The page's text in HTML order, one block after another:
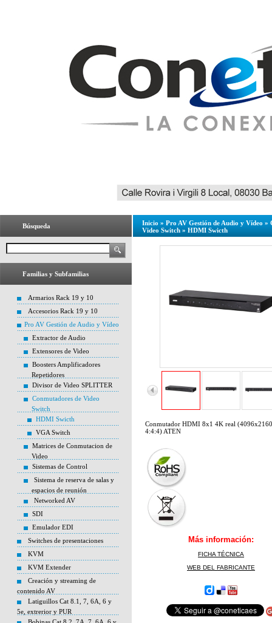
Búsqueda
Familias y Subfamilias
Armarios Rack 19 y 10
Accesorios Rack 19 y 10
Pro AV Gestión de Audio y Vídeo
Extractor de Audio
Extensores de Video
Boosters Amplificadores
Repetidores
Divisor de Video SPLITTER
Conmutadores de Video
Switch
HDMI Swicth
VGA Switch
Matrices de Conmutacion de
Video
Sistemas de Control
Sistema de reserva de salas y
espacios de reunión
Networked AV
SDI
Emulador EDI
Switches de presentaciones
KVM
KVM Extender
Creación y streaming de
contenido AV
Latiguillos Cat 8.1, 7, 6A, 6 y
5e, extrerior y PUR
Inicio » Pro AV Gestión de Audio y Vídeo »
Video Switch » HDMI Swicth
Conmutador HDMI 8x1 4K real
4:4:4) ATEN
Más información:
FICHA TÉCNICA
WEB DEL FABRICANTE